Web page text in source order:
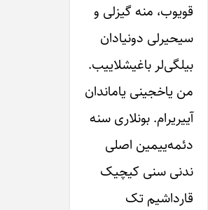
قو‌یوب، منه گیزلی‌ و‌
سیحیرلی دونیادان‌
بیلگی‌لر باغیشلاییب.
من یاخجینی یاماندان
آییریرام. بونلاری سنه
دئمه‌ییمین اصلی
ندنی سنی کیچیک‌
قارداشیم تک